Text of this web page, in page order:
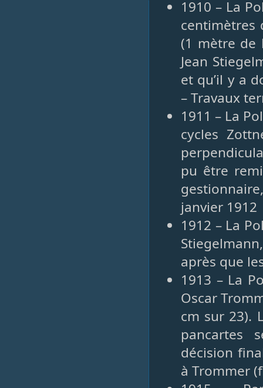
1910 – La
centimètres
(1 mètre de
Jean
et qu’il y a
– Travaux
1911 – La
cycles
pu être
janvier 1912
1912 – La
après que
1913 – La
Oscar
cm sur 23).
pancartes
décision
à Trommer